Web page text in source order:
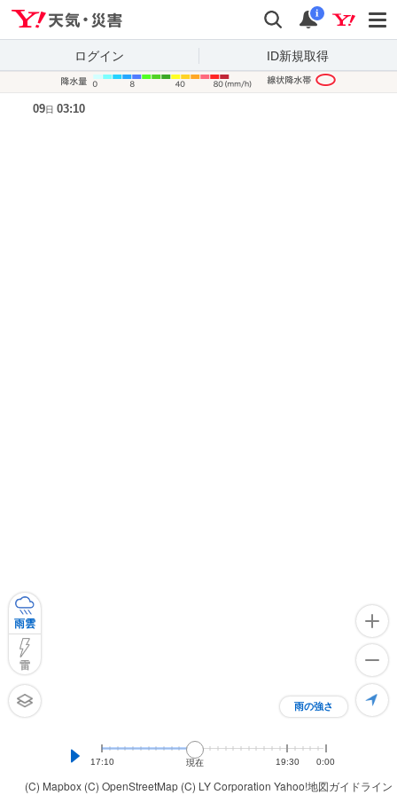
検索 通知
i
ログイン ID新規取得
(C) Mapbox (C) OpenStreetMap (C) LY Corporation Yahoo!地図ガイドライン
雨の強さ
雨雲
雷
17:10 現在 19:30 0:00
09日 03:10